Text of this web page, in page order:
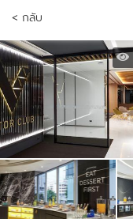
< กลับ